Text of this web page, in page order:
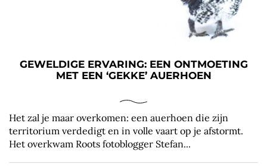
GEWELDIGE ERVARING: EEN ONTMOETING
MET EEN ‘GEKKE’ AUERHOEN
Het zal je maar overkomen: een auerhoen die zijn
territorium verdedigt en in volle vaart op je afstormt.
Het overkwam Roots fotoblogger Stefan...